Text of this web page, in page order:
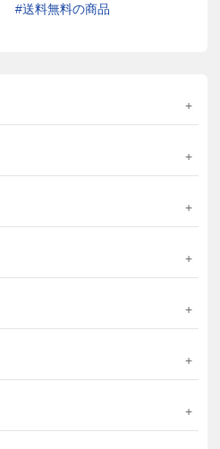
送料無料の商品